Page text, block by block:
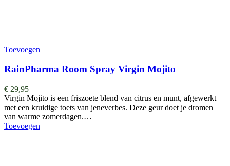
Toevoegen
RainPharma Room Spray Virgin Mojito
€ 29,95
Virgin Mojito is een friszoete blend van citrus en munt, afgewerkt
met een kruidige toets van jeneverbes. Deze geur doet je dromen
van warme zomerdagen.…
Toevoegen